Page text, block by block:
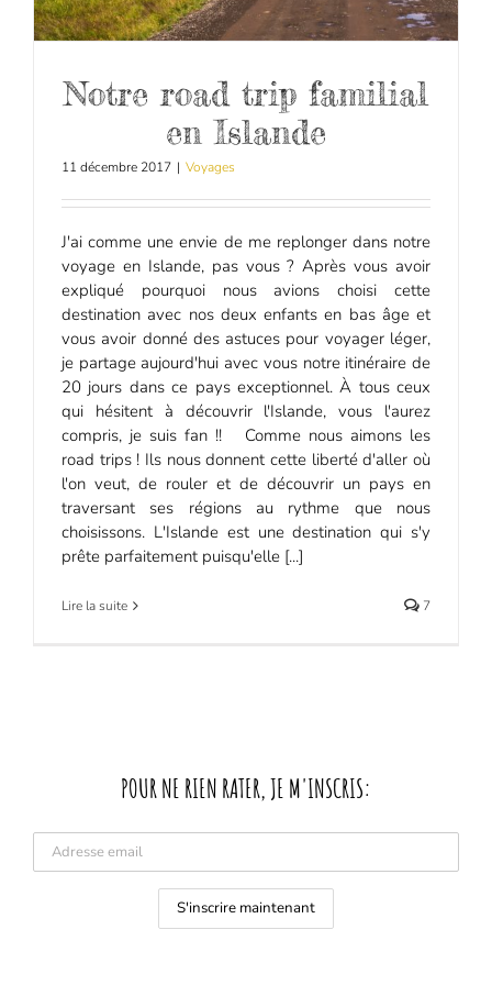
Notre road trip familial
en Islande
11 décembre 2017 | Voyages
J'ai comme une envie de me replonger dans notre
voyage en Islande, pas vous ? Après vous avoir
expliqué pourquoi nous avions choisi cette
destination avec nos deux enfants en bas âge et
vous avoir donné des astuces pour voyager léger,
je partage aujourd'hui avec vous notre itinéraire de
20 jours dans ce pays exceptionnel. À tous ceux
qui hésitent à découvrir l'Islande, vous l'aurez
compris, je suis fan !! Comme nous aimons les
road trips ! Ils nous donnent cette liberté d'aller où
l'on veut, de rouler et de découvrir un pays en
traversant ses régions au rythme que nous
choisissons. L'Islande est une destination qui s'y
prête parfaitement puisqu'elle [...]
Lire la suite 7
POUR NE RIEN RATER, JE M'INSCRIS: